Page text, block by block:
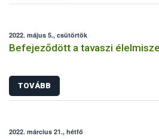
2022. május 5., csütörtök
Befejeződött a tavaszi
TOVÁBB
2022. március 21., hétfő